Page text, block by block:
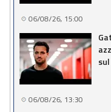
06/08/26, 15:00
06/08/26, 13:30